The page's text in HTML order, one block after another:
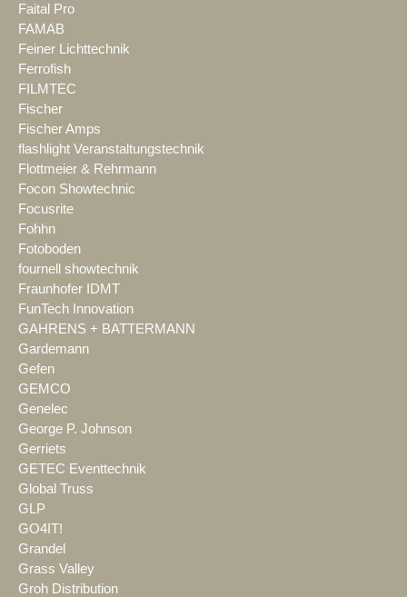
Faital Pro
FAMAB
Feiner Lichttechnik
Ferrofish
FILMTEC
Fischer
Fischer Amps
flashlight Veranstaltungstechnik
Flottmeier & Rehrmann
Focon Showtechnic
Focusrite
Fohhn
Fotoboden
fournell showtechnik
Fraunhofer IDMT
FunTech Innovation
GAHRENS + BATTERMANN
Gardemann
Gefen
GEMCO
Genelec
George P. Johnson
Gerriets
GETEC Eventtechnik
Global Truss
GLP
GO4IT!
Grandel
Grass Valley
Groh Distribution